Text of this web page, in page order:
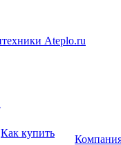
Как купить